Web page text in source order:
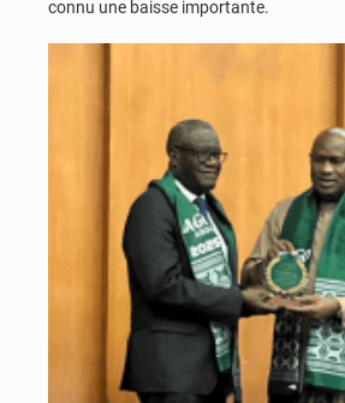
connu une baisse importante.